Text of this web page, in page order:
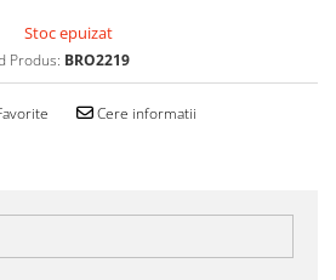
Stoc epuizat
Produs: BRO2219
Cere informatii